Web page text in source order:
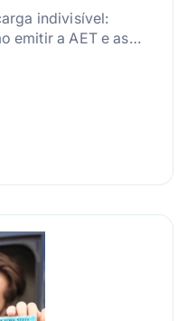
indivisível:
emitir a AET e as